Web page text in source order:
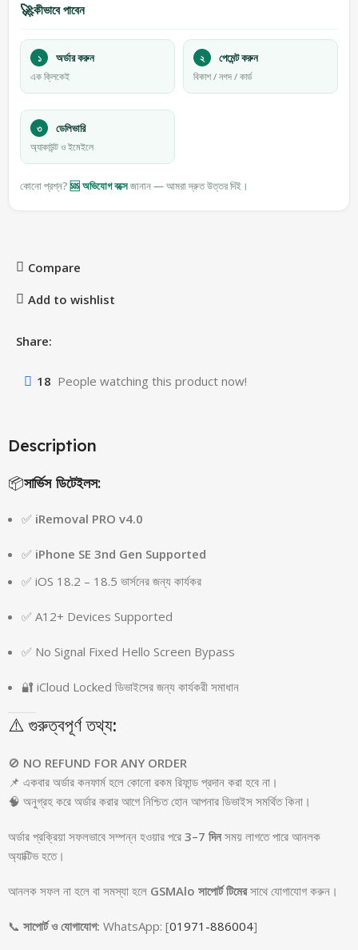
🚀কীভাবে পাবেন
১ অর্ডার করুন
এক ক্লিকেই
২ পেমেন্ট করুন
বিকাশ / নগদ / কার্ড
৩ ডেলিভারি
অ্যাকাউন্ট ও ইমেইলে
কোনো প্রশ্ন?🆘 অভিযোগ বক্সেজানান — আমরা দ্রুত উত্তর দিই।
Compare
Add to wishlist
Share:
18 People watching this product now!
Description
📦সার্ভিস ডিটেইলস:
✅ iRemoval PRO v4.0
✅ iPhone SE 3nd Gen Supported
✅ iOS 18.2 – 18.5 ভার্সনের জন্য কার্যকর
✅ A12+ Devices Supported
✅ No Signal Fixed Hello Screen Bypass
🔐 iCloud Locked ডিভাইসের জন্য কার্যকরী সমাধান
⚠️ গুরুত্বপূর্ণ তথ্য:
🚫 NO REFUND FOR ANY ORDER
📌 একবার অর্ডার কনফার্ম হলে কোনো রকম রিফান্ড প্রদান করা হবে না।
🧠 অনুগ্রহ করে অর্ডার করার আগে নিশ্চিত হোন আপনার ডিভাইস সমর্থিত কিনা।
অর্ডার প্রক্রিয়া সফলভাবে সম্পন্ন হওয়ার পরে 3–7 দিনসময় লাগতে পারে আনলক
অ্যাক্টিভ হতে।
আনলক সফল না হলে বা সমস্যা হলে GSMAlo সাপোর্ট টিমেরসাথে যোগাযোগ করুন।
📞 সাপোর্ট ও যোগাযোগ: WhatsApp: [01971-886004]